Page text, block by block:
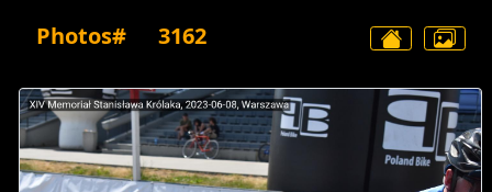
Photos# 3162